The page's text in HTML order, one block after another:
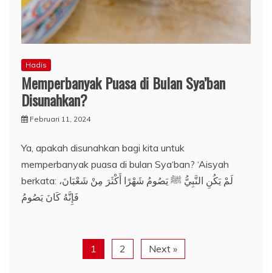
Hadis
Memperbanyak Puasa di Bulan Sya’ban
Disunahkan?
Februari 11, 2024
Ya, apakah disunahkan bagi kita untuk
memperbanyak puasa di bulan Sya‘ban? ‘Aisyah
berkata: لَمْ يَكُنِ النَّبِيُّ ﷺ يَصُومُ شَهْرًا أَكْثَرَ مِنْ شَعْبَانَ،
فَإِنَّهُ كَانَ يَصُومُ
1 2 Next »